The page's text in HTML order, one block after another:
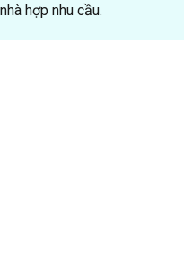
hợp nhu cầu.